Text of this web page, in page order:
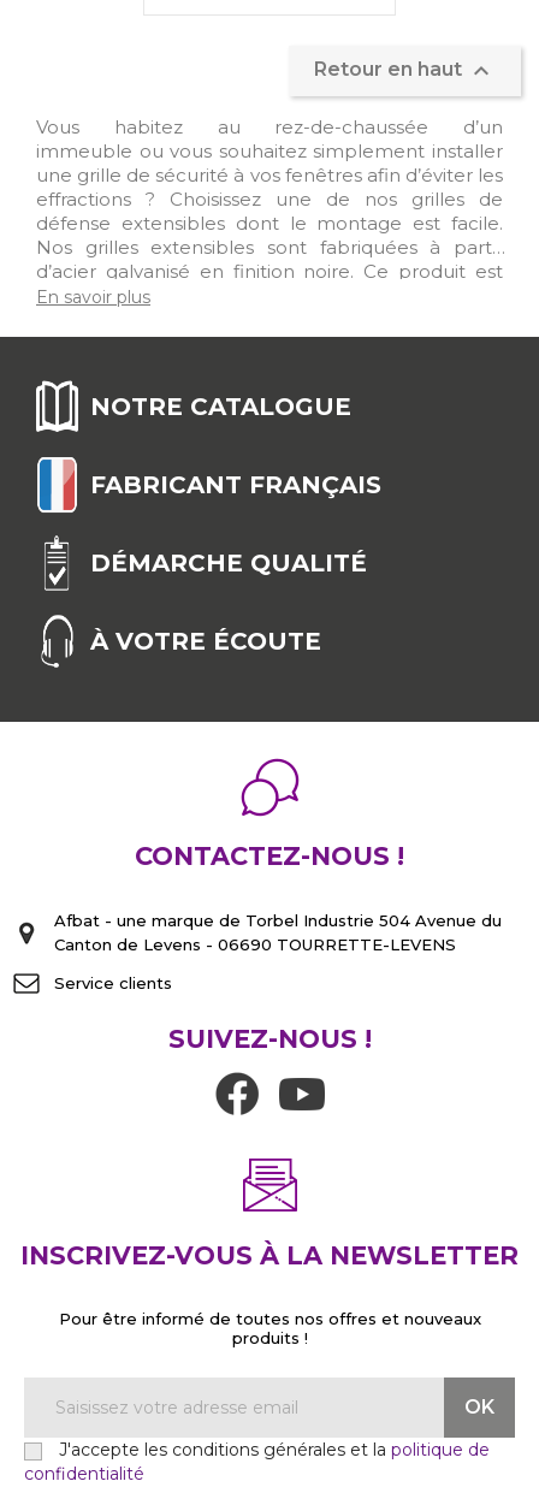
Retour en haut 
Vous habitez au rez-de-chaussée d’un
immeuble ou vous souhaitez simplement installer
une grille de sécurité à vos fenêtres afin d’éviter les
effractions ? Choisissez une de nos grilles de
défense extensibles dont le montage est facile.
Nos grilles extensibles sont fabriquées à partir
d’acier galvanisé en finition noire. Ce produit est
astucieux car il permet l’aération de l’intérieur de
évitant les intrusions. De plus, l’utilisation de
ajustable aux dimensions de l’ouverture à
sécuriser.
En savoir plus
NOTRE CATALOGUE
FABRICANT FRANÇAIS
DÉMARCHE QUALITÉ
À VOTRE ÉCOUTE
CONTACTEZ-NOUS !
Afbat - une marque de Torbel Industrie 504 Avenue du
Canton de Levens - 06690 TOURRETTE-LEVENS
Service clients
SUIVEZ-NOUS !
INSCRIVEZ-VOUS À LA NEWSLETTER
Pour être informé de toutes nos offres et nouveaux
produits !
J'accepte les conditions générales et la politique de
confidentialité